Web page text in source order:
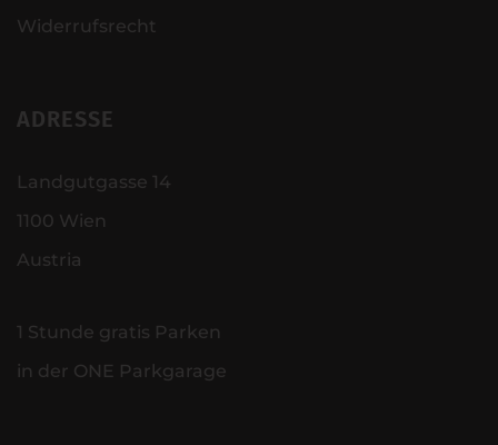
Widerrufsrecht
ADRESSE
Landgutgasse 14
1100 Wien
Austria
1 Stunde gratis Parken
in der ONE Parkgarage